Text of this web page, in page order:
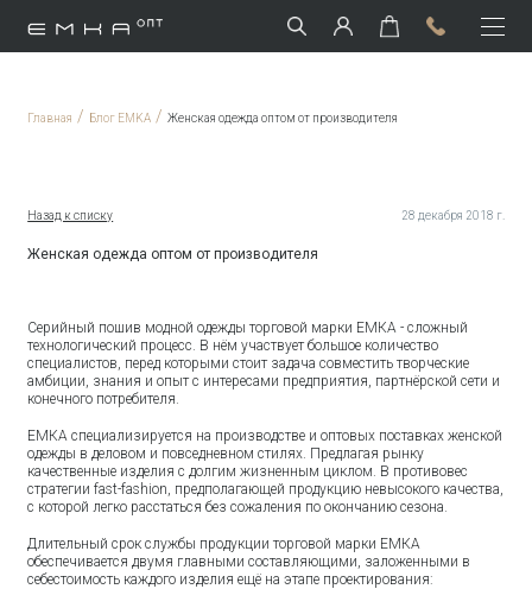
Главная / Блог EMKA / Женская одежда оптом от производителя
Назад к списку 28 декабря 2018 г.
Женская одежда оптом от производителя
Серийный пошив модной одежды торговой марки ЕМКА - сложный
технологический процесс. В нём участвует большое количество
специалистов, перед которыми стоит задача совместить творческие
амбиции, знания и опыт с интересами предприятия, партнёрской сети и
конечного потребителя.
ЕМКА специализируется на производстве и оптовых поставках женской
одежды в деловом и повседневном стилях. Предлагая рынку
качественные изделия с долгим жизненным циклом. В противовес
стратегии fast-fashion, предполагающей продукцию невысокого качества,
с которой легко расстаться без сожаления по окончанию сезона.
Длительный срок службы продукции торговой марки ЕМКА
обеспечивается двумя главными составляющими, заложенными в
себестоимость каждого изделия ещё на этапе проектирования: